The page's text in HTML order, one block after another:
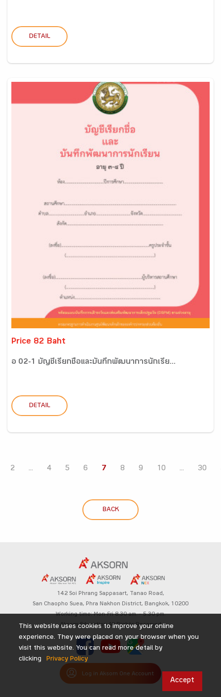
DETAIL
Price 82 Baht
อ 02-1 บัญชีเรียกชื่อและบันทึกพัฒนาการนักเรีย...
DETAIL
2 ... 4 5 6 7 8 9 10 ... 30
BACK
142 Soi Phrang Sappasart, Tanao Road,
San Chaopho Suea, Phra Nakhon District, Bangkok, 10200
Working time: Mon-Fri 8.30 am. – 5.30 pm.
Aksorn Education All Rights Reserved
Log in Aksorn One Account
This website uses cookies to improve your online
experience. They were placed on your browser when you
visit this website. You can read more detail by
clicking
Privacy Policy
Accept